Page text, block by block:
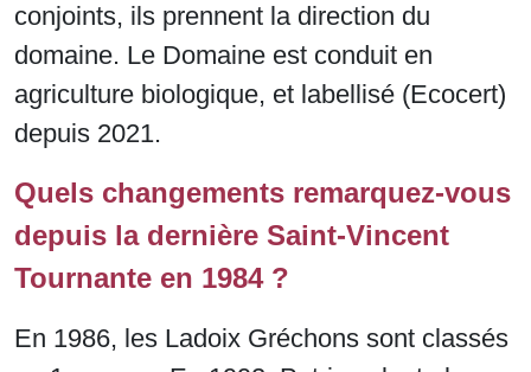
conjoints, ils prennent la direction du
domaine. Le Domaine est conduit en
agriculture biologique, et labellisé (Ecocert)
depuis 2021.
Quels changements remarquez-vous
depuis la dernière Saint-Vincent
Tournante en 1984 ?
En 1986, les Ladoix Gréchons sont classés